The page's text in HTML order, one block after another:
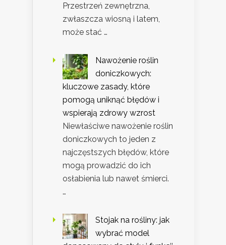
Przestrzeń zewnętrzna,
zwłaszcza wiosną i latem,
może stać …
Nawożenie roślin
doniczkowych:
kluczowe zasady, które
pomogą uniknąć błędów i
wspierają zdrowy wzrost
Niewłaściwe nawożenie roślin
doniczkowych to jeden z
najczęstszych błędów, które
mogą prowadzić do ich
osłabienia lub nawet śmierci.
…
Stojak na rośliny: jak
wybrać model